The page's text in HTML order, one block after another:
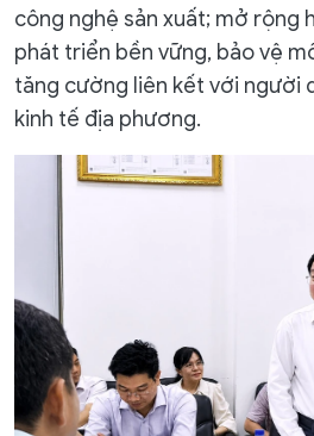
công nghệ sản xuất; mở rộng
phát triển bền vững, bảo vệ
tăng cường liên kết với người
kinh tế địa phương.